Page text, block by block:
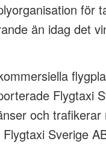
för
än idag det
Flygtaxi
och
Sverige